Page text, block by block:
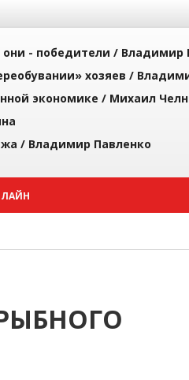
- победители / Владимир
хозяев /
экономике / Михаил
/ Владимир Павленко